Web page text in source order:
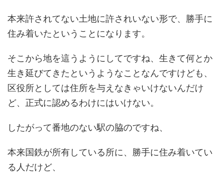
本来許されてない土地に許されいない形で、勝手に
住み着いたということになります。
そこから地を這うようにしてですね、生きて何とか
生き延びてきたというようなことなんですけども、
区役所としては住所を与えなきゃいけないんだけ
ど、正式に認めるわけにはいけない。
したがって番地のない駅の脇のですね、
本来国鉄が所有している所に、勝手に住み着いてい
る人だけど、